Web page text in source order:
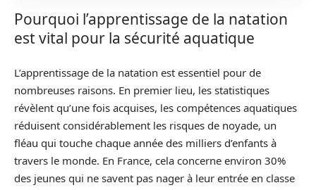
Pourquoi l’apprentissage de la natation
est vital pour la sécurité aquatique
L’apprentissage de la natation est essentiel pour de
nombreuses raisons. En premier lieu, les statistiques
révèlent qu’une fois acquises, les compétences aquatiques
réduisent considérablement les risques de noyade, un
fléau qui touche chaque année des milliers d’enfants à
travers le monde. En France, cela concerne environ 30%
des jeunes qui ne savent pas nager à leur entrée en classe